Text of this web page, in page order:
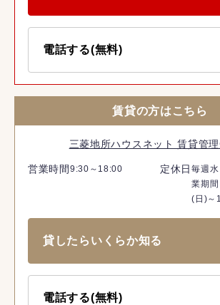
電話する(無料)
賃貸の方はこちら
三菱地所ハウスネット 賃貸管
営業時間 9:30～18:00 定休日毎週
業期
(日)～
貸したらいくらか知る
電話する(無料)